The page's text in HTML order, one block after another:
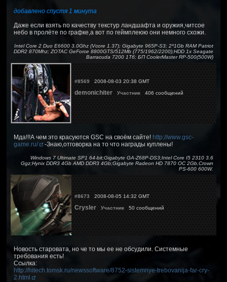
добавлено спустя 1 минута
Даже если взять по качеству текстур ландшафта и оружия,читсое
небо в пролёте по графке,а вот по геймплеюю они немного схожи.
Intel Core 2 Duo E6600 3.0Ghz (Vcore 1.37); Gigabyte 965P-S3; 2*1Gb RAM Patriot
DDR2 870Mhz; ZOTAC GeForce 8800GTS/512Mb (775/1962/2200);HDD 1x Seagate
Barracuda 7200 1Тб; БП CoolerMaster RP-500(500W)
#8569 2008-08-03 20:38 GMT
demonichiter Участник 406 сообщений
Мда!!!А чем это красуются GSC на своём сайте! http://www.gsc-
game.ru/
-Знаю,отговорка на то что награды куплены!
Windows 7 Ultimate SP1 64-bit;Gigabyte GA-Z68P-DS3;Intel Core I5 2310 3.6
Ggz;Hynix DDR3 4Gb AMD DDR3 4Gb;Gigabyte Radeon HD 7870 OC 2Gb,Crown
PS-600 600W.
#8673 2008-08-05 14:32 GMT
Crysler Участник 50 сообщений
Новость старовата, но че то мы ее не обсудили. Системные
требования есть!
Ссылка:
http://hitech.tomsk.ru/newssoftware/8752-sistemnye-trebovanija-far-cry-
2.html